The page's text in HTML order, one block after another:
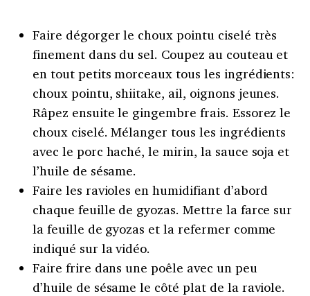
Faire dégorger le choux pointu ciselé très
finement dans du sel. Coupez au couteau et
en tout petits morceaux tous les ingrédients:
choux pointu, shiitake, ail, oignons jeunes.
Râpez ensuite le gingembre frais. Essorez le
choux ciselé. Mélanger tous les ingrédients
avec le porc haché, le mirin, la sauce soja et
l’huile de sésame.
Faire les ravioles en humidifiant d’abord
chaque feuille de gyozas. Mettre la farce sur
la feuille de gyozas et la refermer comme
indiqué sur la vidéo.
Faire frire dans une poêle avec un peu
d’huile de sésame le côté plat de la raviole.